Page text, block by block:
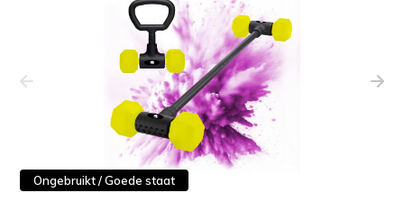
Ongebruikt / Goede staat